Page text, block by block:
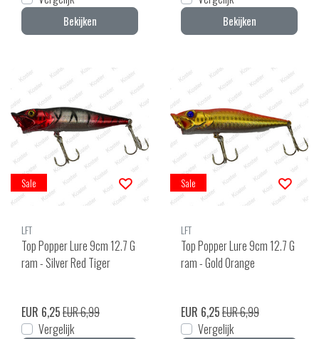
Bekijken Bekijken
Sale
LFT
Top Popper Lure 9cm 12.7 G
ram - Silver Red Tiger
EUR 6,25EUR 6,99
Vergelijk
Sale
LFT
Top Popper Lure 9cm 12.7 G
ram - Gold Orange
EUR 6,25EUR 6,99
Vergelijk